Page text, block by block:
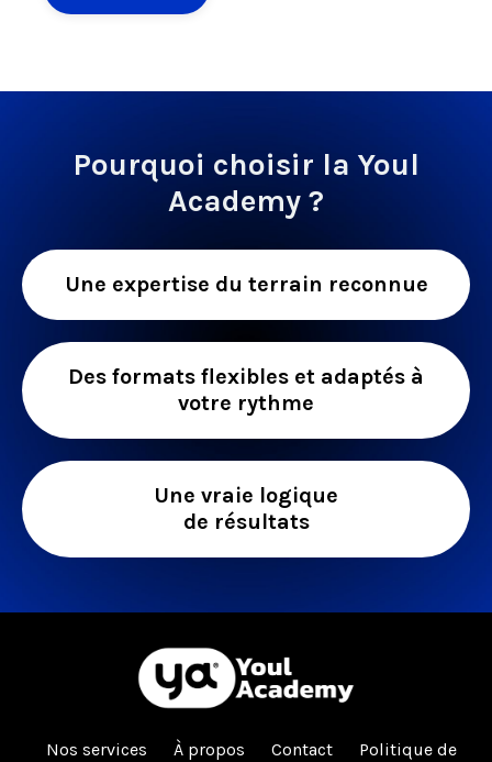
Pourquoi choisir la Youl
Academy ?
Une expertise du terrain reconnue
Des formats flexibles et adaptés à
votre rythme
Une vraie logique
de résultats
Nos services À propos Contact Politique de